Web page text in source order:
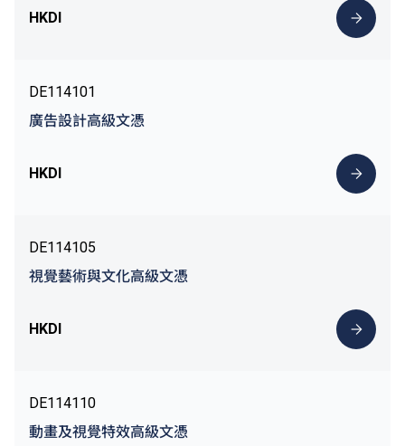
HKDI
DE114101
廣告設計高級文憑
HKDI
DE114105
視覺藝術與文化高級文憑
HKDI
DE114110
動畫及視覺特效高級文憑